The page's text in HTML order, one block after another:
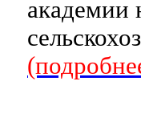
академии